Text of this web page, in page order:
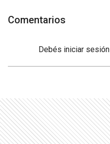
Comentarios
Debés iniciar sesión